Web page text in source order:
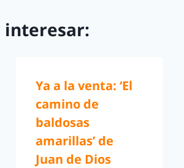
interesar:
Ya a la venta: ‘El
camino de
baldosas
amarillas’ de
Juan de Dios